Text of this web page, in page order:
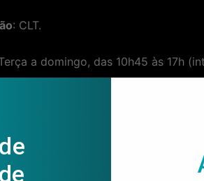
: CLT.
a domingo, das 10h45 às 17h
: Vale Refeição/ Vale
na vaga deverão preencher o
das respostas e análise dos